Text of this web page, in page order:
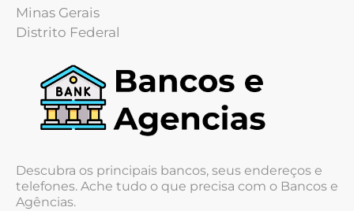
Minas Gerais
Distrito Federal
Descubra os principais bancos, seus endereços e
telefones. Ache tudo o que precisa com o Bancos e
Agências.